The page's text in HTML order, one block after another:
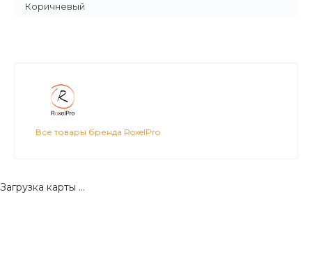
Коричневый
Все товары бренда RoxelPro
Загрузка карты ...